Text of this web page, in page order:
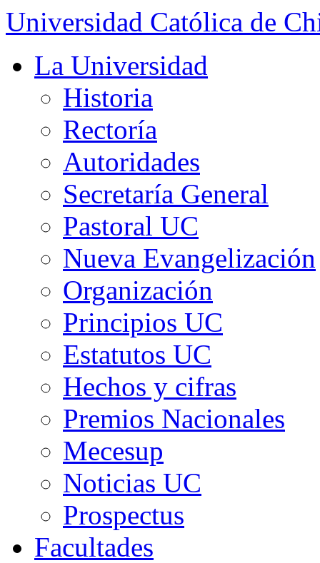
Universidad Católica de
La Universidad
Historia
Rectoría
Autoridades
Secretaría General
Pastoral UC
Nueva Evangelización
Organización
Principios UC
Estatutos UC
Hechos y cifras
Premios Nacionales
Mecesup
Noticias UC
Prospectus
Facultades